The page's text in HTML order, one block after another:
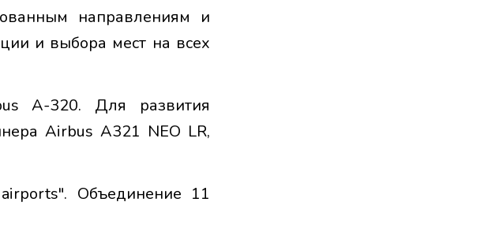
направлениям и
и выбора мест на всех
А-320. Для развития
Airbus А321 NEO LR,
Объединение 11